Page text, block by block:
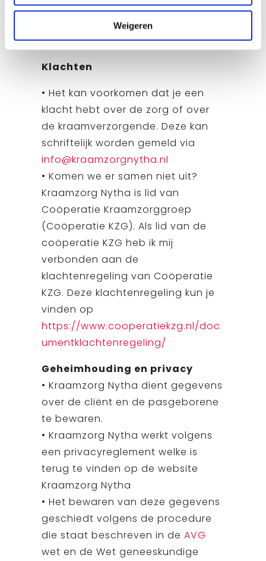
Weigeren
• Wij makengeengebruik van
bankpassen, pincodes en/of
creditcards van de cliënt.
Klachten
• Het kan voorkomen dat je een
klacht hebt over de zorg of over
de kraamverzorgende. Deze kan
schriftelijk worden gemeld via
info@kraamzorgnytha.nl
• Komen we er samen niet uit?
Kraamzorg Nytha is lid van
Coöperatie Kraamzorggroep
(Coöperatie KZG). Als lid van de
coöperatie KZG heb ik mij
verbonden aan de
klachtenregeling van Coöperatie
KZG. Deze klachtenregeling kun je
vinden op
https://www.cooperatiekzg.nl/doc
umentklachtenregeling/
Geheimhouding en privacy
• Kraamzorg Nytha dient gegevens
over de cliënt en de pasgeborene
te bewaren.
• Kraamzorg Nytha werkt volgens
een privacyreglement welke is
terug te vinden op de website
Kraamzorg Nytha
• Het bewaren van deze gegevens
geschiedt volgens de procedure
die staat beschreven in de AVG
wet en de Wet geneeskundige